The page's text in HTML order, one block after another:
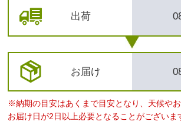
出荷
お届け
※納期の目安はあくまで目安となり、天候や
お届け日が2日以上必要となることがございま